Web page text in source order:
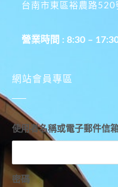
台南市東區裕農路520
營業時間 : 8:30 –
網站會員專區
使用者名稱或電子郵件信
密碼